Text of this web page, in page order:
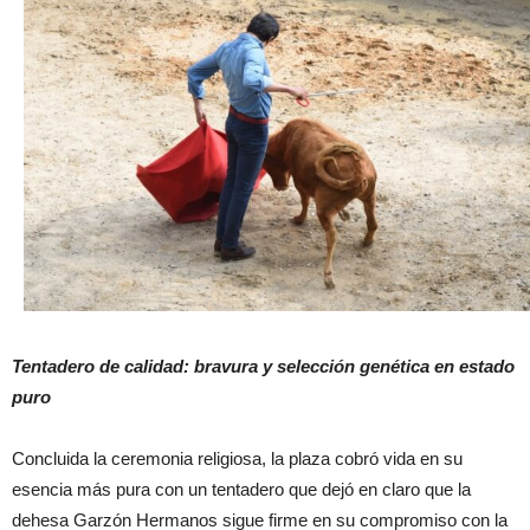
Tentadero de calidad: bravura y selección genética en estado
puro
Concluida la ceremonia religiosa, la plaza cobró vida en su
esencia más pura con un tentadero que dejó en claro que la
dehesa Garzón Hermanos sigue firme en su compromiso con la